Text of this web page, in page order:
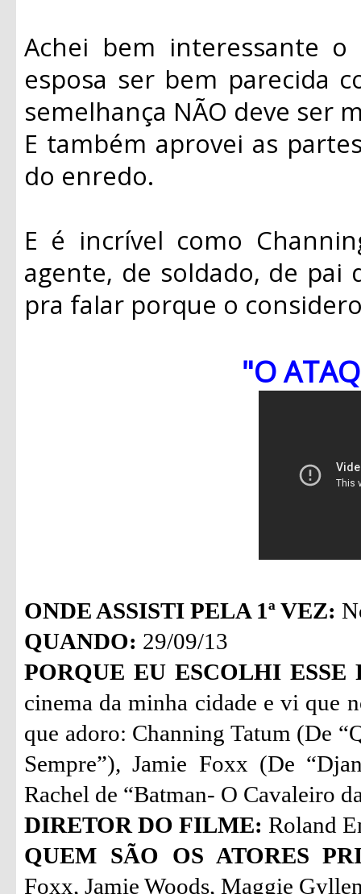
Achei bem interessante
esposa ser bem parecida
semelhança NÃO deve ser
E também aprovei as
do enredo.
E é incrível como
agente, de soldado, de pai
pra falar porque o
"O
ONDE ASSISTI PELA 1ª VEZ:
QUANDO: 29/09/13
PORQUE EU ESCOLHI ESSE
cinema da minha cidade e vi que
que adoro: Channing Tatum (De
Sempre”), Jamie Foxx (De
Rachel de “Batman- O Cavaleiro
DIRETOR DO FILME: Roland
QUEM SÃO OS ATORES
Foxx, Jamie Woods, Maggie